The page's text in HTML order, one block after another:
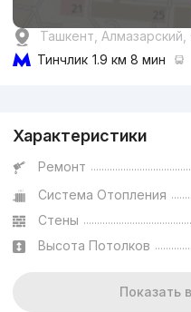
Ташкент,
Тинчлик 1.9 км 8 мин
Характеристики
Ремонт
Система Отопления
Стены
Высота Потолков
Показать